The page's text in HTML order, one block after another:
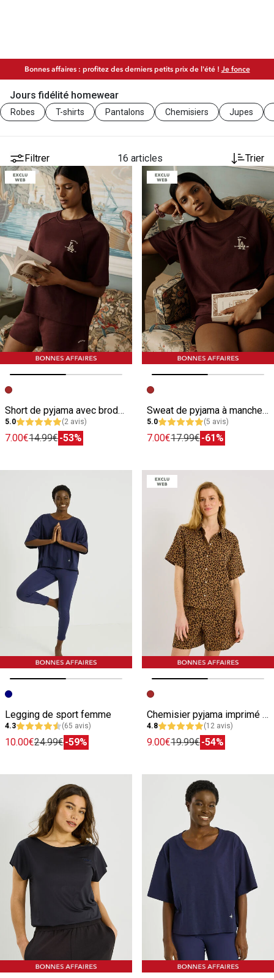
Bonnes affaires : profitez des derniers petits prix de l'été ! Je fonce
Jours fidélité homewear
Robes T-shirts Pantalons Chemisiers Jupes
Filtrer 16 articles Trier
Image précédente
Image suivante
Short de pyjama avec broderie femme
5.0 (2 avis)
7.00€14.99€-53%
Image précédente
Image suivante
Sweat de pyjama à manches courtes femme
5.0 (5 avis)
7.00€17.99€-61%
Image précédente
Image suivante
Legging de sport femme
4.3 (65 avis)
10.00€24.99€-59%
Image précédente
Image suivante
Chemisier pyjama imprimé léopard femme
4.8 (12 avis)
9.00€19.99€-54%